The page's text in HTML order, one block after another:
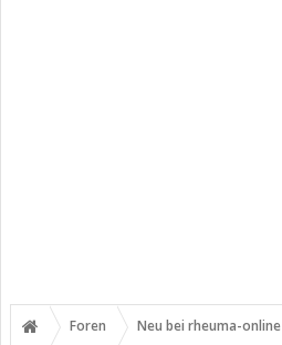
Foren Neu bei rheuma-online